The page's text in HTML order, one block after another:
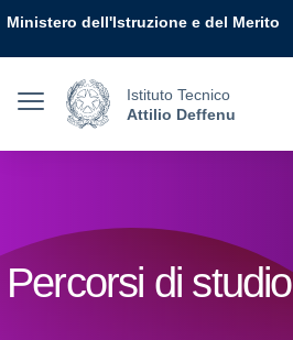
Ministero dell'Istruzione e del Merito
Istituto Tecnico
Attilio Deffenu
Percorsi di studio